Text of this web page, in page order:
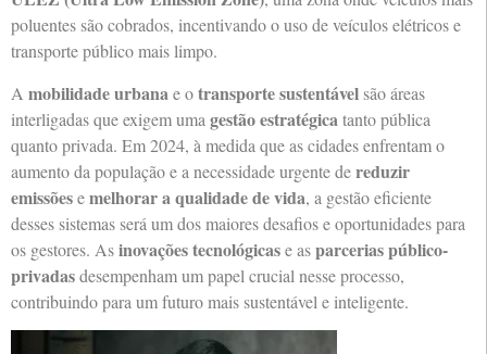
poluentes são cobrados, incentivando o uso de veículos elétricos e
transporte público mais limpo.
A mobilidade urbanae otransporte sustentável são áreas
interligadas que exigem uma gestão estratégicatanto pública
quanto privada. Em 2024, à medida que as cidades enfrentam o
aumento da população e a necessidade urgente dereduzir
emissõesemelhorar a qualidade de vida, a gestão eficiente
desses sistemas será um dos maiores desafios e oportunidades para
os gestores. Asinovações tecnológicase asparcerias público-
privadasdesempenham um papel crucial nesse processo,
contribuindo para um futuro mais sustentável e inteligente.